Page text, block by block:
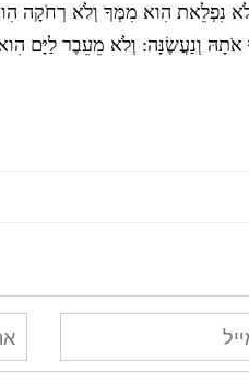
נִפְלֵאת הִוא מִמְּךָ וְלֹא רְחֹקָה
אֹתָהּ וְנַעֲשֶׂנָּה: וְלֹא מֵעֵבֶר לַיָּם